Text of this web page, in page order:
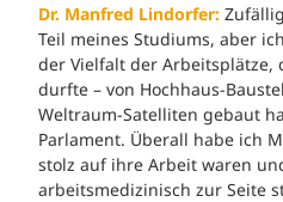
Dr. Manfred Lindorfer:
Teil meines Studiums, aber
der Vielfalt der Arbeitsplätze,
durfte – von Hochhaus-
Weltraum-Satelliten gebaut
Parlament. Überall habe ich
stolz auf ihre Arbeit waren
arbeitsmedizinisch zur Seite